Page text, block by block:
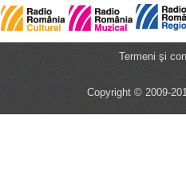
Termeni şi
Copyright © 2009-